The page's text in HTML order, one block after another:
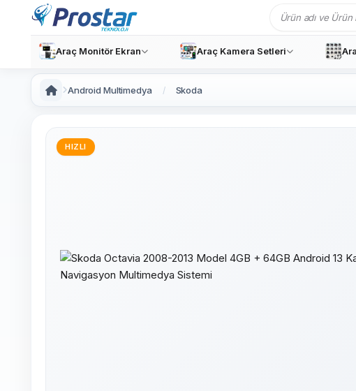
Araç Monitör Ekran Araç Kamera Setleri
Android Multimedya Skoda
HIZLI